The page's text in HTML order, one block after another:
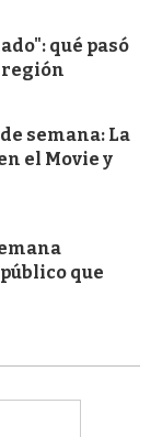
qué pasó
región
semana: La
el Movie y
que